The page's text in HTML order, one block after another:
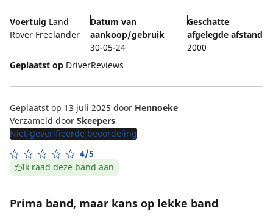
Voertuig Land
Rover Freelander
Datum van
aankoop/gebruik
30-05-24
Geschatte
afgelegde afstand
2000
Geplaatst op DriverReviews
Geplaatst op 13 juli 2025 door Hennoeke
Verzameld door Skeepers
Niet-geverifieerde beoordeling
4/5
Ik raad deze band aan
Prima band, maar kans op lekke band